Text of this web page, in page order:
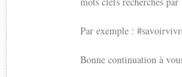
Par exemple :
Bonne continuation à